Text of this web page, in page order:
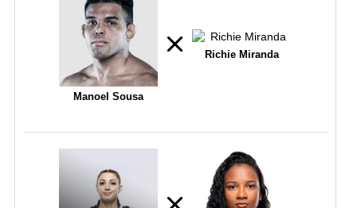
Manoel Sousa
Richie Miranda